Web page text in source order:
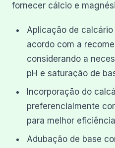
fornecer cálcio e
Aplicação de
acordo com a
considerando a
pH e saturação de
Incorporação do
preferencialmente
para melhor
Adubação de base